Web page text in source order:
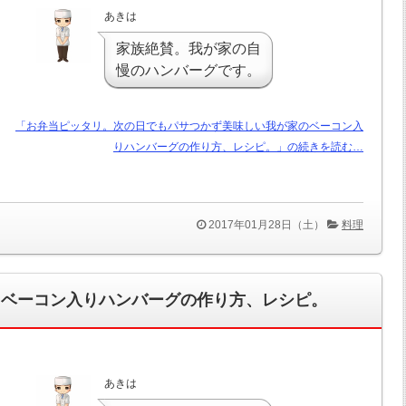
あきは
家族絶賛。我が家の自
慢のハンバーグです。
「お弁当ピッタリ。次の日でもパサつかず美味しい我が家のベーコン入
りハンバーグの作り方、レシピ。」の続きを読む…
2017年01月28日（土） 料理
ーコン入りハンバーグの作り方、レシピ。
あきは